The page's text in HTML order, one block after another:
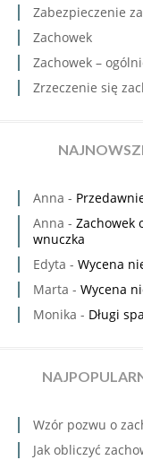
Zabezpieczenie
Zachowek
Zachowek –
Zrzeczenie się
Anna -
Anna - Zachowek
wnuczka
Edyta - Wycena
Marta - Wycena
Monika - Długi
Wzór pozwu o
Jak obliczyć